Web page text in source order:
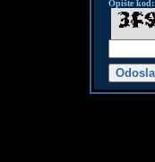
Opište kod: